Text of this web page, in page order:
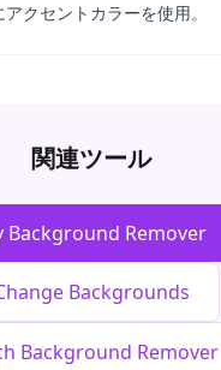
クセントカラーを使用。
関連ツール
Background Remover
Backgrounds
Background Remover